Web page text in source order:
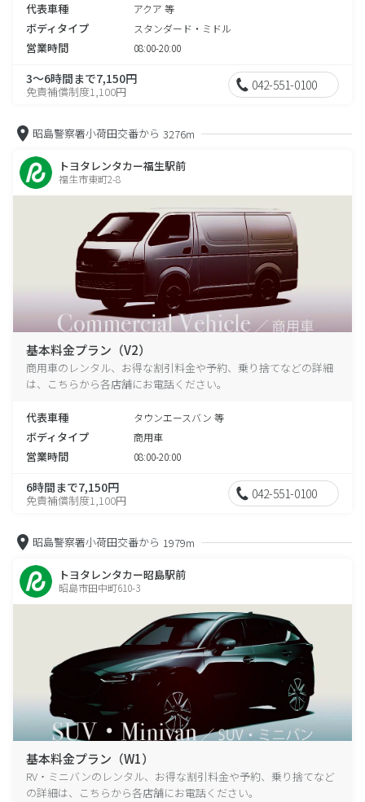
代表車種 アクア 等
ボディタイプ スタンダード・ミドル
営業時間 08:00-20:00
3～6時間まで7,150円
免責補償制度1,100円 042-551-0100
昭島警察署小荷田交番から 3276m
トヨタレンタカー福生駅前
福生市東町2-8
基本料金プラン（V2）
商用車のレンタル、お得な割引料金や予約、乗り捨てなどの詳細
は、こちらから各店舗にお電話ください。
代表車種 タウンエースバン 等
ボディタイプ 商用車
営業時間 08:00-20:00
6時間まで7,150円
免責補償制度1,100円 042-551-0100
昭島警察署小荷田交番から 1979m
トヨタレンタカー昭島駅前
昭島市田中町610-3
基本料金プラン（W1）
RV・ミニバンのレンタル、お得な割引料金や予約、乗り捨てなど
の詳細は、こちらから各店舗にお電話ください。